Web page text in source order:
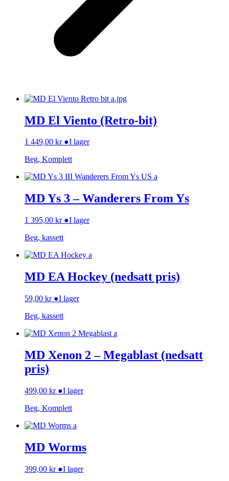
MD El Viento (Retro-bit)
1 449,00 kr ●I lager
Beg, Komplett
MD Ys 3 – Wanderers From Ys
1 395,00 kr ●I lager
Beg, kassett
MD EA Hockey (nedsatt pris)
59,00 kr ●I lager
Beg, kassett
MD Xenon 2 – Megablast (nedsatt
pris)
499,00 kr ●I lager
Beg, Komplett
MD Worms
399,00 kr ●I lager